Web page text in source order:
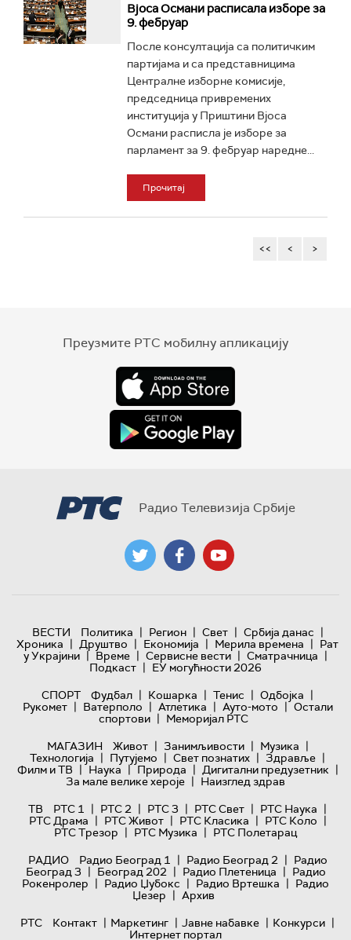
Вјоса Османи расписала изборе за
9. фебруар
После консултација са политичким
партијама и са представницима
Централне изборне комисије,
председница привремених
институција у Приштини Вјоса
Османи расписла је изборе за
парламент за 9. фебруар наредне...
Прочитај
<< < >
Преузмите РТС мобилну апликацију
Радио Телевизија Србије
ВЕСТИ Политика | Регион | Свет | Србија данас |
Хроника | Друштво | Економија | Мерила времена | Рат
у Украјини | Време | Сервисне вести | Сматрачница |
Подкаст | ЕУ могућности 2026
СПОРТ
Фудбал | Кошарка | Тенис | Одбојка |
Рукомет | Ватерполо | Атлетика | Ауто-мото | Остали
спортови | Меморијал РТС
МАГАЗИН
Живот | Занимљивости | Музика |
Технологијa | Путујемо | Свет познатих | Здравље |
Филм и ТВ | Наука | Природа | Дигитални предузетник |
За мале велике хероје | Наизглед здрав
ТВ
РТС 1 | РТС 2 | РТС 3 | РТС Свет | РТС Наука |
РТС Драма | РТС Живот | РТС Класика | РТС Коло |
РТС Трезор | РТС Музика | РТС Полетарац
РАДИО
Радио Београд 1 | Радио Београд 2 | Радио
Београд 3 | Београд 202 | Радио Плетеница | Радио
Рокенролер | Радио Џубокс | Радио Вртешка | Радио
Џезер | Архив
РТС
Контакт | Маркетинг | Јавне набавке | Конкурси |
Интернет портал